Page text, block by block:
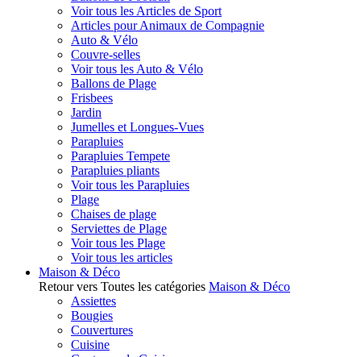
Voir tous les Articles de Sport
Articles pour Animaux de Compagnie
Auto & Vélo
Couvre-selles
Voir tous les Auto & Vélo
Ballons de Plage
Frisbees
Jardin
Jumelles et Longues-Vues
Parapluies
Parapluies Tempete
Parapluies pliants
Voir tous les Parapluies
Plage
Chaises de plage
Serviettes de Plage
Voir tous les Plage
Voir tous les articles
Maison & Déco
Retour vers Toutes les catégories Maison & Déco
Assiettes
Bougies
Couvertures
Cuisine